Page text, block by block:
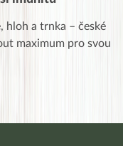
hloh a trnka – české
maximum pro svou